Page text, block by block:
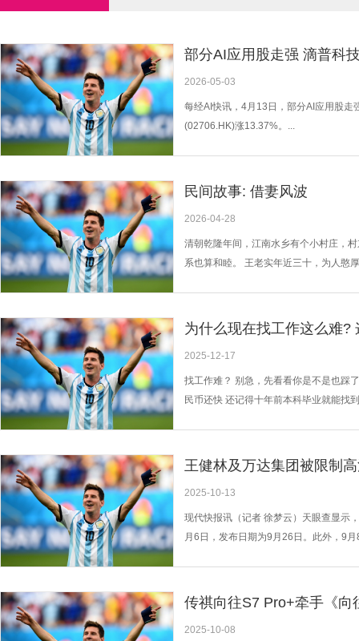
部分AI应用股走强 滴普科
2026-05-03
每经AI快讯，4月13日，部分AI应用股
(02706.HK)涨13.37%。...
民间故事: 借妻风波
2026-04-28
清朝乾隆年间，江南水乡有个小村庄，
系也算和睦。 王老实年近三十，为人憨
脂水粉，日子比王...
为什么现在找工作这么难?
2025-12-17
找工作难？ 别急，先看看你是不是也踩
民币还快 还记得十年前本科毕业就能找
王健林及万达集团被限制
2025-10-13
现代快报讯（记者 徐梦云）天眼查显示
月6日，发布日期为9月26日。此外，9
传祺向往S7 Pro+牵手《向
2025-10-08